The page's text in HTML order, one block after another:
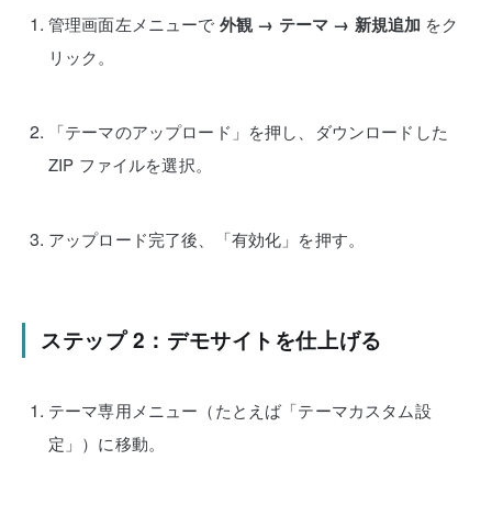
管理画面左メニューで 外観 → テーマ → 新規追加 をク
リック。
「テーマのアップロード」を押し、ダウンロードした
ZIP ファイルを選択。
アップロード完了後、「有効化」を押す。
ステップ 2：デモサイトを仕上げる
テーマ専用メニュー（たとえば「テーマカスタム設
定」）に移動。